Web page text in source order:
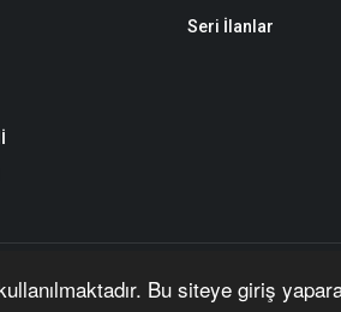
Bu siteye giriş
Seri İlanlar
Onemsoft